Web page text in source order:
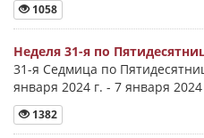
1058
Неделя 31-я по
31-я Седмица по
января 2024 г. - 7 января 2024
1382